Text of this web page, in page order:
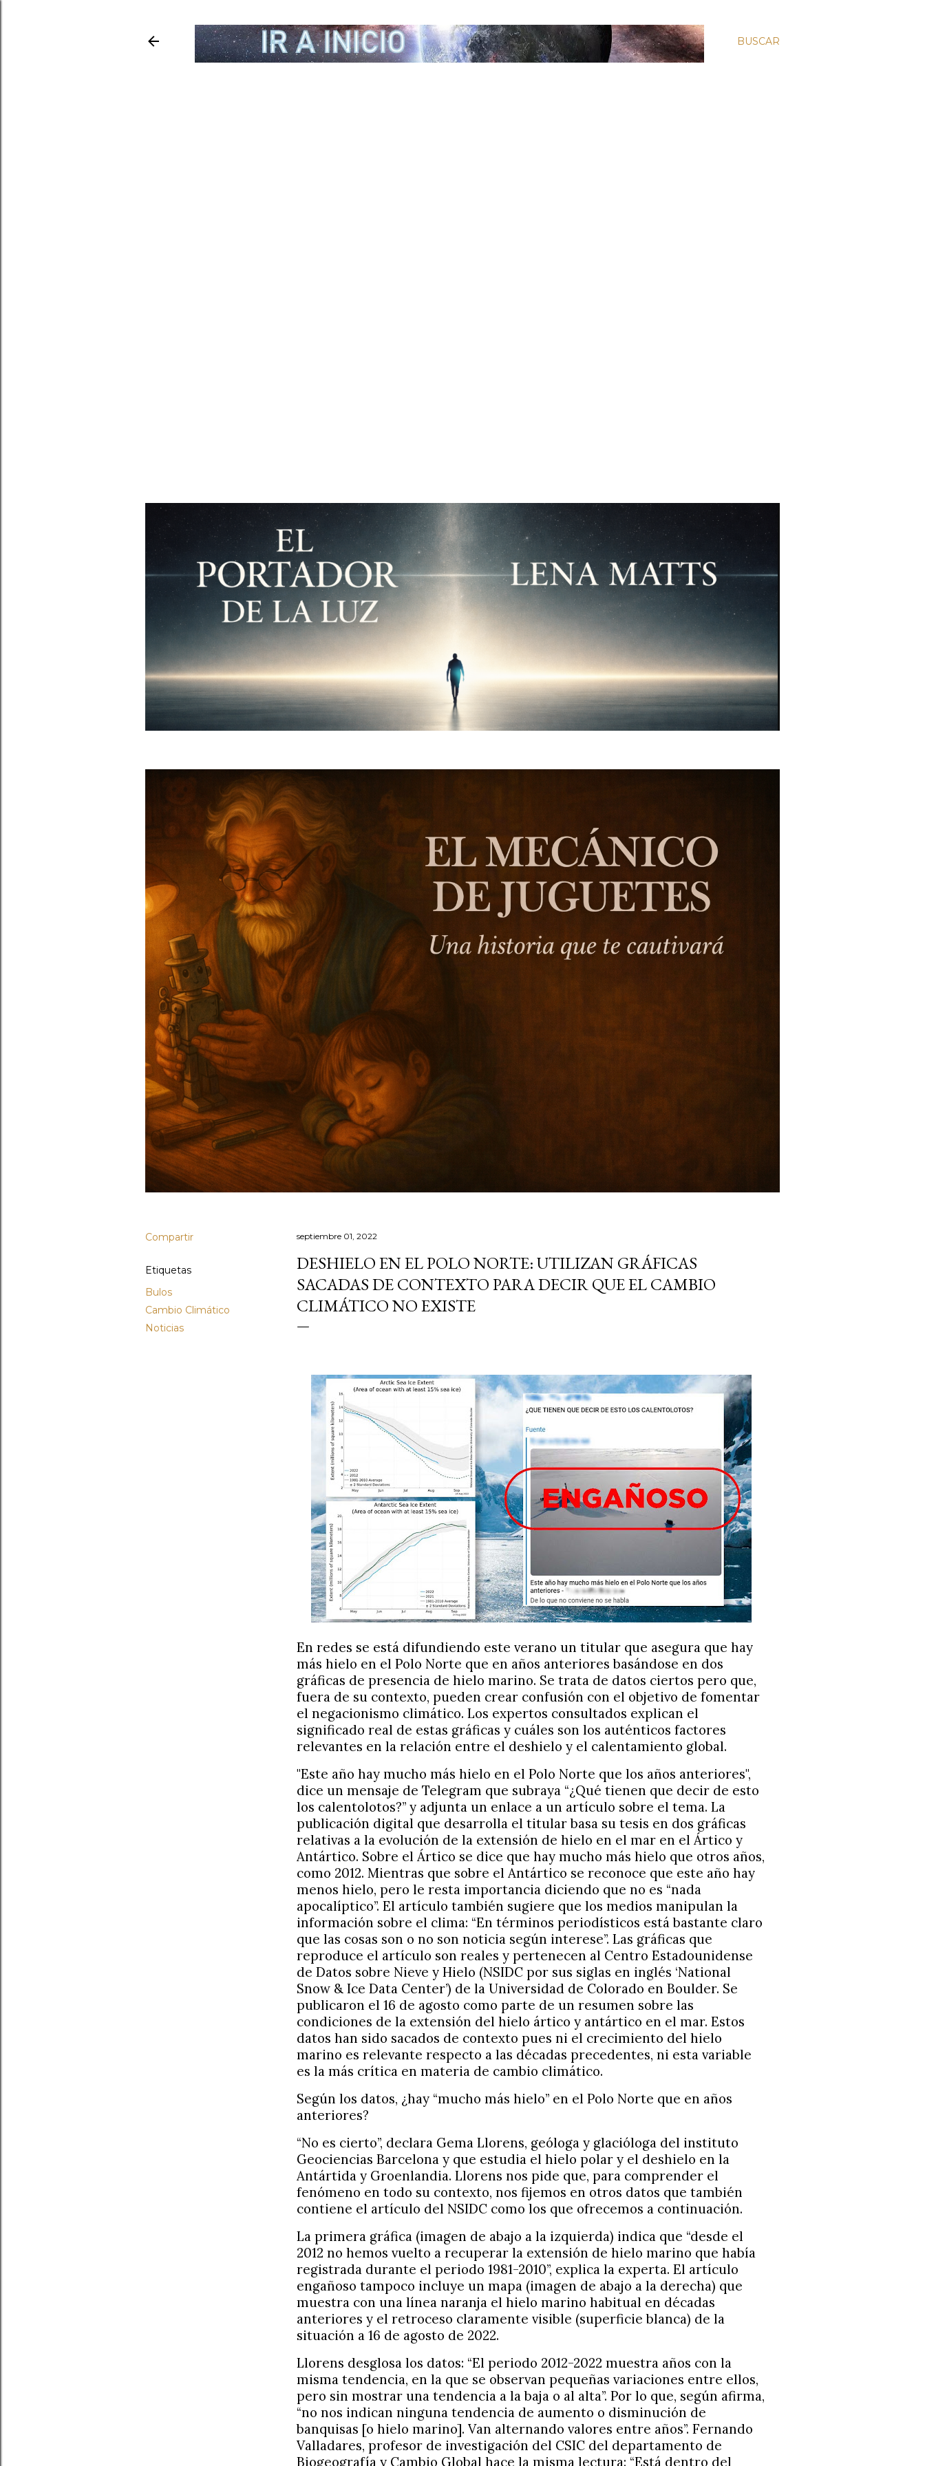
BUSCAR
Compartir
Etiquetas
Bulos
Cambio Climático
Noticias
septiembre 01, 2022
DESHIELO EN EL POLO NORTE: UTILIZAN GRÁFICAS
SACADAS DE CONTEXTO PARA DECIR QUE EL CAMBIO
CLIMÁTICO NO EXISTE
En redes se está difundiendo este verano un titular que asegura que hay
más hielo en el Polo Norte que en años anteriores basándose en dos
gráficas de presencia de hielo marino. Se trata de datos ciertos pero que,
fuera de su contexto, pueden crear confusión con el objetivo de fomentar
el negacionismo climático. Los expertos consultados explican el
significado real de estas gráficas y cuáles son los auténticos factores
relevantes en la relación entre el deshielo y el calentamiento global.
"Este año hay mucho más hielo en el Polo Norte que los años anteriores",
dice un mensaje de Telegram que subraya “¿Qué tienen que decir de esto
los calentolotos?” y adjunta un enlace a un artículo sobre el tema. La
publicación digital que desarrolla el titular basa su tesis en dos gráficas
relativas a la evolución de la extensión de hielo en el mar en el Ártico y
Antártico. Sobre el Ártico se dice que hay mucho más hielo que otros años,
como 2012. Mientras que sobre el Antártico se reconoce que este año hay
menos hielo, pero le resta importancia diciendo que no es “nada
apocalíptico”. El artículo también sugiere que los medios manipulan la
información sobre el clima: “En términos periodísticos está bastante claro
que las cosas son o no son noticia según interese”. Las gráficas que
reproduce el artículo son reales y pertenecen al Centro Estadounidense
de Datos sobre Nieve y Hielo (NSIDC por sus siglas en inglés ‘National
Snow & Ice Data Center’) de la Universidad de Colorado en Boulder. Se
publicaron el 16 de agosto como parte de un resumen sobre las
condiciones de la extensión del hielo ártico y antártico en el mar. Estos
datos han sido sacados de contexto pues ni el crecimiento del hielo
marino es relevante respecto a las décadas precedentes, ni esta variable
es la más crítica en materia de cambio climático.
Según los datos, ¿hay “mucho más hielo” en el Polo Norte que en años
anteriores?
“No es cierto”, declara Gema Llorens, geóloga y glacióloga del instituto
Geociencias Barcelona y que estudia el hielo polar y el deshielo en la
Antártida y Groenlandia. Llorens nos pide que, para comprender el
fenómeno en todo su contexto, nos fijemos en otros datos que también
contiene el artículo del NSIDC como los que ofrecemos a continuación.
La primera gráfica (imagen de abajo a la izquierda) indica que “desde el
2012 no hemos vuelto a recuperar la extensión de hielo marino que había
registrada durante el periodo 1981-2010”, explica la experta. El artículo
engañoso tampoco incluye un mapa (imagen de abajo a la derecha) que
muestra con una línea naranja el hielo marino habitual en décadas
anteriores y el retroceso claramente visible (superficie blanca) de la
situación a 16 de agosto de 2022.
Llorens desglosa los datos: “El periodo 2012-2022 muestra años con la
misma tendencia, en la que se observan pequeñas variaciones entre ellos,
pero sin mostrar una tendencia a la baja o al alta”. Por lo que, según afirma,
“no nos indican ninguna tendencia de aumento o disminución de
banquisas [o hielo marino]. Van alternando valores entre años”. Fernando
Valladares, profesor de investigación del CSIC del departamento de
Biogeografía y Cambio Global hace la misma lectura: “Está dentro del